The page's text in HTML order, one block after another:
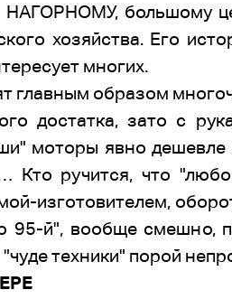
НАГОРНОМУ, большому
хозяйства. Его
многих.
главным образом
достатка, зато с
моторы явно
Кто ручится, что
изготовителем,
95-й", вообще смешно,
техники" порой